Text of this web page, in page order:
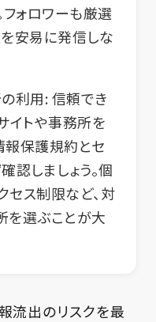
フォロワーも厳選
安易に発信しな
利用:信頼でき
イトや事務所を
報保護規約とセ
認しましょう。個
セス制限など、対
を選ぶことが大
流出のリスクを最